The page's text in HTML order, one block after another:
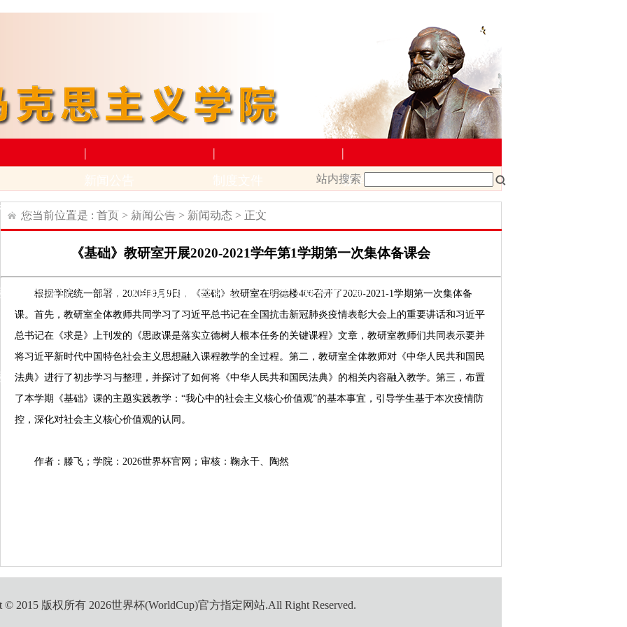
设置师资力量
|
新闻动态 通知公告
|
上级文件
|
教学管理
招生与就业
科研项目科研成果及奖励
学生下载教师下载
站内搜索
您当前位置是 : 首页> 新闻公告> 新闻动态 > 正文
《基础》教研室开展2020-2021学年第1学期第一次集体备课会
根据学院统一部署， 2020年9月9日，《基础》教研室在明德楼406召开了2020-2021-1学期第一次集体备
课。首先，教研室全体教师共同学习了习近平总书记在全国抗击新冠肺炎疫情表彰大会上的重要讲话和习近平
总书记在《求是》上刊发的《思政课是落实立德树人根本任务的关键课程》文章，教研室教师们共同表示要并
将习近平新时代中国特色社会主义思想融入 课程教学的全过程。第二，教研室全体教师对《中华人民共和国民
法典》进行了初步学习与整理，并探讨了如何将《中华人民共和国民法典》的相关内容融入教学。 第三，布置
了本学期《基础》课的主题实践教学：“我心中的社会主义核心价值观”的基本事宜 ，引导学生基于本次疫情防
控，深化对社会主义核心价值观的认同 。
作者：滕飞；学院：2026世界杯官网；审核：鞠永干、陶然
© 2015 版权所有 2026世界杯(WorldCup)官方指定网站.All Right Reserved.